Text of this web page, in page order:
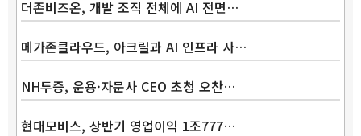
더존비즈온, 개발 조직 전체에 AI 전면…
메가존클라우드, 아크릴과 AI 인프라 사…
NH투증, 운용·자문사 CEO 초청 오찬…
현대모비스, 상반기 영업이익 1조777…